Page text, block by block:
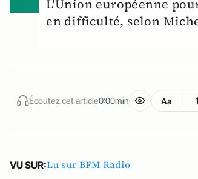
L'Union européenne
en difficulté, selon
Écoutez cet article0:00min Aa
VU SUR:Lu sur BFM Radio